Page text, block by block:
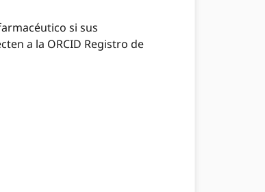
si sus
a la ORCID Registro de